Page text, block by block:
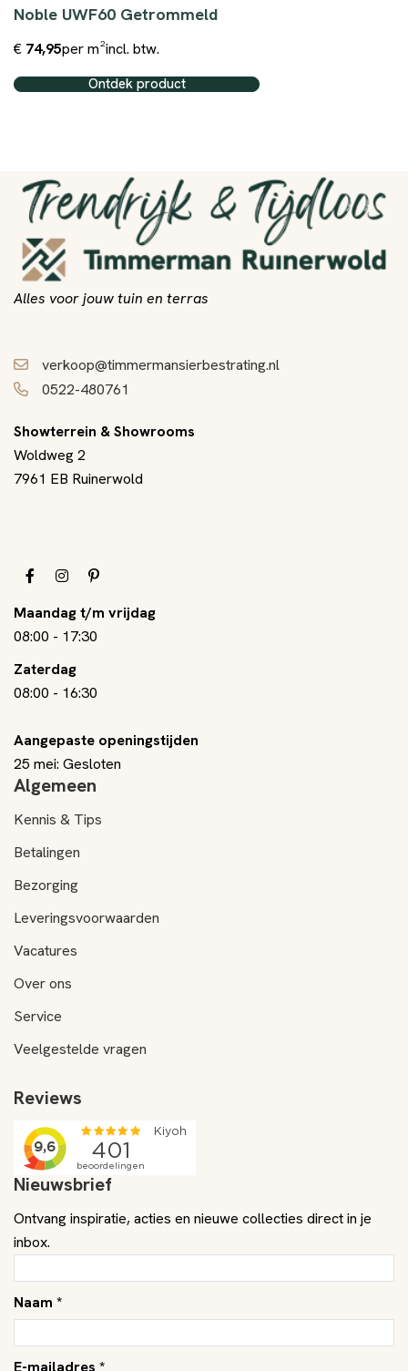
Noble UWF60 Getrommeld
€ 74,95per m²incl. btw.
Ontdek product
Alles voor jouw tuin en terras
verkoop@timmermansierbestrating.nl
0522-480761
Showterrein & Showrooms
Woldweg 2
7961 EB Ruinerwold
Maandag t/m vrijdag
08:00 - 17:30
Zaterdag
08:00 - 16:30
Aangepaste openingstijden
25 mei: Gesloten
Algemeen
Kennis & Tips
Betalingen
Bezorging
Leveringsvoorwaarden
Vacatures
Over ons
Service
Veelgestelde vragen
Reviews
Nieuwsbrief
Ontvang inspiratie, acties en nieuwe collecties direct in je
inbox.
Naam *
E-mailadres *